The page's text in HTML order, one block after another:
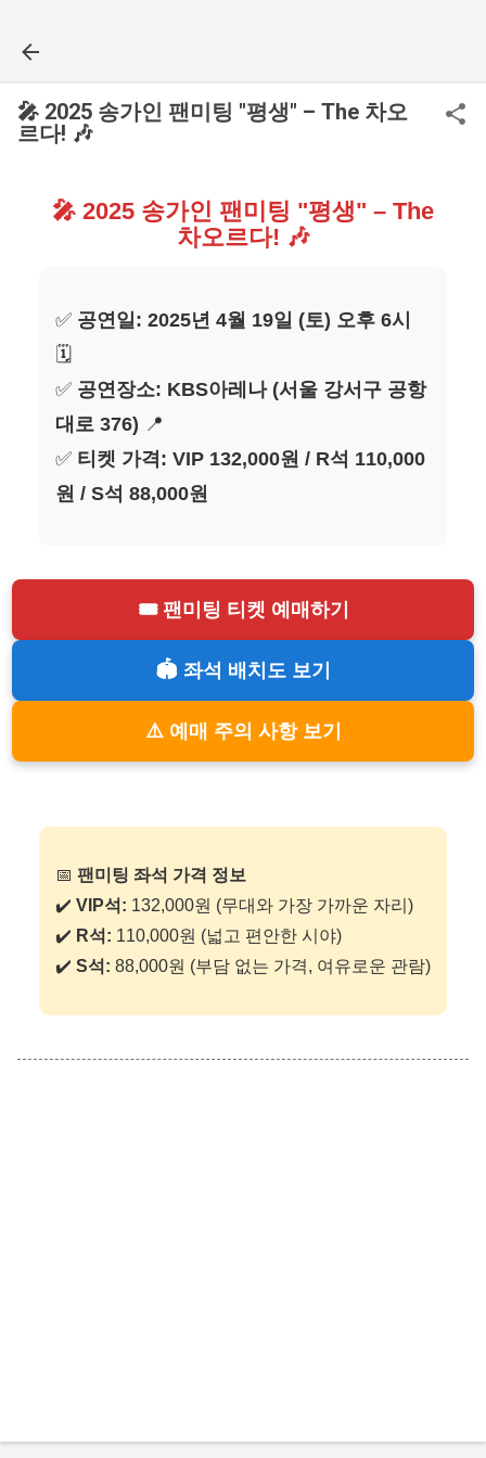
🎤 2025 송가인 팬미팅 "평생" – The 차오
르다! 🎶
🎤 2025 송가인 팬미팅 "평생" – The
차오르다! 🎶
✅ 공연일: 2025년 4월 19일 (토) 오후 6시
🗓️
✅ 공연장소: KBS아레나 (서울 강서구 공항
대로 376) 📍
✅ 티켓 가격: VIP 132,000원 / R석 110,000
원 / S석 88,000원
🎟️ 팬미팅 티켓 예매하기
🏟️ 좌석 배치도 보기
⚠️ 예매 주의 사항 보기
📅 팬미팅 좌석 가격 정보
✔️ VIP석: 132,000원 (무대와 가장 가까운 자리)
✔️ R석: 110,000원 (넓고 편안한 시야)
✔️ S석: 88,000원 (부담 없는 가격, 여유로운 관람)